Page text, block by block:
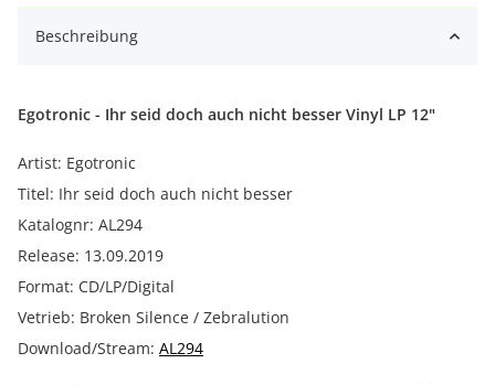
Beschreibung
Egotronic - Ihr seid doch auch nicht besser Vinyl LP 12"
Artist: Egotronic
Titel: Ihr seid doch auch nicht besser
Katalognr: AL294
Release: 13.09.2019
Format: CD/LP/Digital
Vetrieb: Broken Silence / Zebralution
Download/Stream: AL294